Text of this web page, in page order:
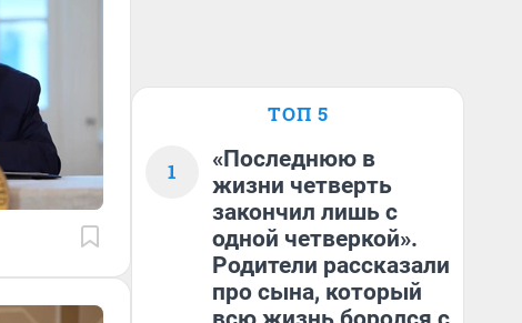
ТОП 5
1
«Последнюю в
жизни четверть
закончил лишь с
одной четверкой».
Родители рассказали
про сына, который